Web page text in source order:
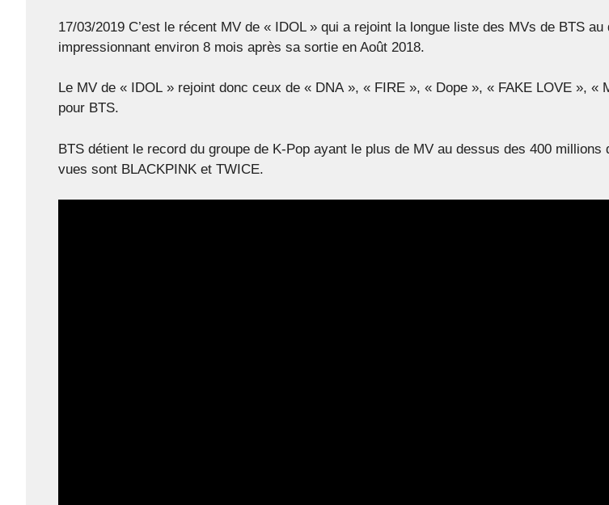
17/03/2019 C’est le récent MV de « IDOL » qui a rejoint la longue liste des MVs de BTS
impressionnant environ 8 mois après sa sortie en Août 2018.
Le MV de « IDOL » rejoint donc ceux de « DNA », « FIRE », « Dope », « FAKE LOVE »,
pour BTS.
BTS détient le record du groupe de K-Pop ayant le plus de MV au dessus des 400
vues sont BLACKPINK et TWICE.